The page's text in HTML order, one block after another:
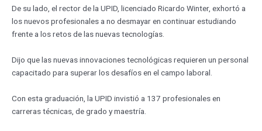
De su lado, el rector de la UPID, licenciado Ricardo Winter, exhortó a
los nuevos profesionales a no desmayar en continuar estudiando
frente a los retos de las nuevas tecnologías.
Dijo que las nuevas innovaciones tecnológicas requieren un personal
capacitado para superar los desafíos en el campo laboral.
Con esta graduación, la UPID invistió a 137 profesionales en
carreras técnicas, de grado y maestría.